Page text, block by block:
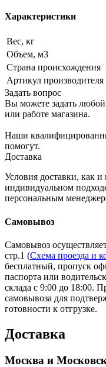
Характеристики
Вес, кг
Объем, м3
Страна происхождения
Артикул производителя
Задать вопрос
Вы можете задать
или работе магазина.
Наши
помогут.
Доставка
Условия доставки, как и
индивидуальном
персональным
Самовывоз
Самовывоз
стр.1 (Схема проезда и
бесплатный, пропуск
паспорта или
склада с 9:00 до 18:00.
самовывоза для
готовности к отгрузке.
Доставка
Москва и